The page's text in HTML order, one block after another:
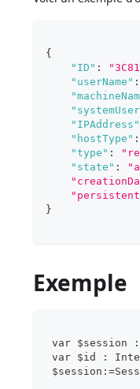
{
"ID" :
"userName" :
"IPAddress"
"hostType" :
"type" :
"state" :
}
Exemple
var $session
var $id :